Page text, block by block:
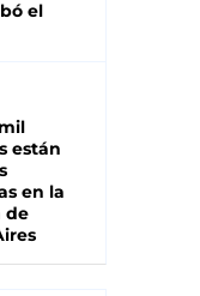
el
están
en la
de